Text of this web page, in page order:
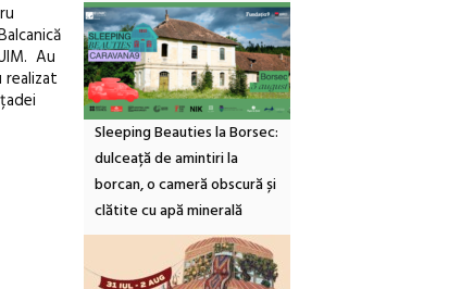
Au
realizat
Sleeping Beauties la Borsec:
dulceață de amintiri la
borcan, o cameră obscură și
clătite cu apă minerală